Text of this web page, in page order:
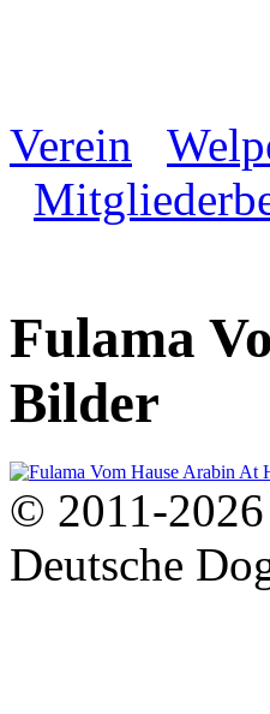
Verein
Fulama
Bilder
© 2011-
Deutsche